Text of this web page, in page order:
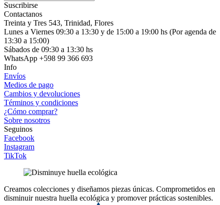
Suscribirse
Contactanos
Treinta y Tres 543, Trinidad, Flores
Lunes a Viernes 09:30 a 13:30 y de 15:00 a 19:00 hs (Por agenda de
13:30 a 15:00)
Sábados de 09:30 a 13:30 hs
WhatsApp +598 99 366 693
Info
Envíos
Medios de pago
Cambios y devoluciones
Términos y condiciones
¿Cómo comprar?
Sobre nosotros
Seguinos
Facebook
Instagram
TikTok
Creamos colecciones y diseñamos piezas únicas. Comprometidos en
disminuir nuestra huella ecológica y promover prácticas sostenibles.